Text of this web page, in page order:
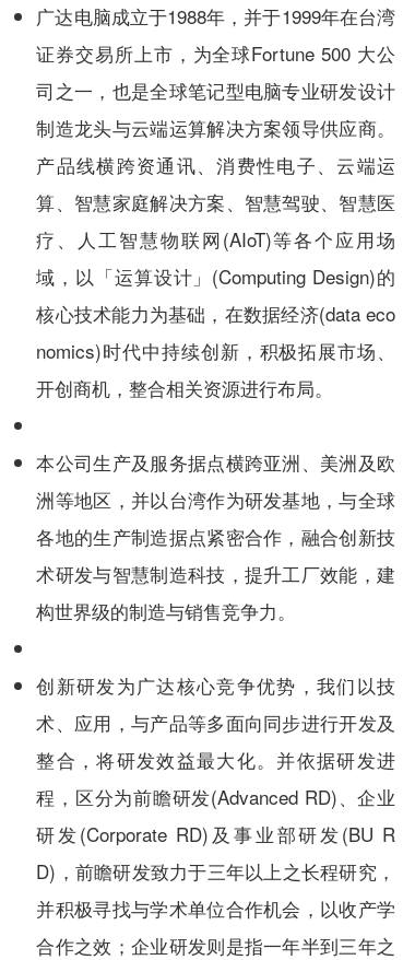
广达电脑成立于1988年，并于1999年在台湾
证券交易所上市，为全球Fortune 500 大公
司之一，也是全球笔记型电脑专业研发设计
制造龙头与云端运算解决方案领导供应商。
产品线横跨资通讯、消费性电子、云端运
算、智慧家庭解决方案、智慧驾驶、智慧医
疗、人工智慧物联网(AIoT)等各个应用场
域，以「运算设计」(Computing Design)的
核心技术能力为基础，在数据经济(data eco
nomics)时代中持续创新，积极拓展市场、
开创商机，整合相关资源进行布局。
本公司生产及服务据点横跨亚洲、美洲及欧
洲等地区，并以台湾作为研发基地，与全球
各地的生产制造据点紧密合作，融合创新技
术研发与智慧制造科技，提升工厂效能，建
构世界级的制造与销售竞争力。
创新研发为广达核心竞争优势，我们以技
术、应用，与产品等多面向同步进行开发及
整合，将研发效益最大化。并依据研发进
程，区分为前瞻研发(Advanced RD)、企业
研发(Corporate RD)及事业部研发(BU R
D)，前瞻研发致力于三年以上之长程研究，
并积极寻找与学术单位合作机会，以收产学
合作之效；企业研发则是指一年半到三年之